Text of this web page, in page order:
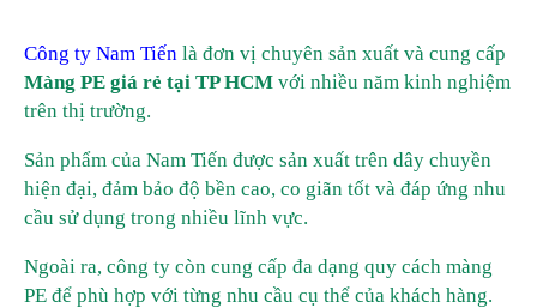
Công ty Nam Tiến là đơn vị chuyên sản xuất và cung cấp
Màng PE giá rẻ tại TP HCM với nhiều năm kinh nghiệm
trên thị trường.
Sản phẩm của Nam Tiến được sản xuất trên dây chuyền
hiện đại, đảm bảo độ bền cao, co giãn tốt và đáp ứng nhu
cầu sử dụng trong nhiều lĩnh vực.
Ngoài ra, công ty còn cung cấp đa dạng quy cách màng
PE để phù hợp với từng nhu cầu cụ thể của khách hàng.